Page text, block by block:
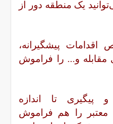
یک منطقه دور از
اقدامات پیشگیرانه،
مقابله و... را فراموش
و پیگیری تا اندازه
معتبر را هم فراموش